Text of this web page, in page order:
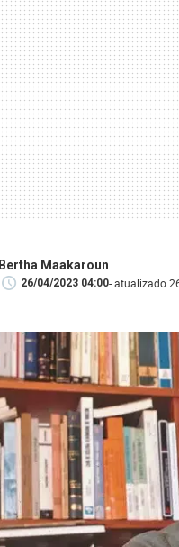
Bertha Maakaroun
26/04/2023 04:00- atualizado